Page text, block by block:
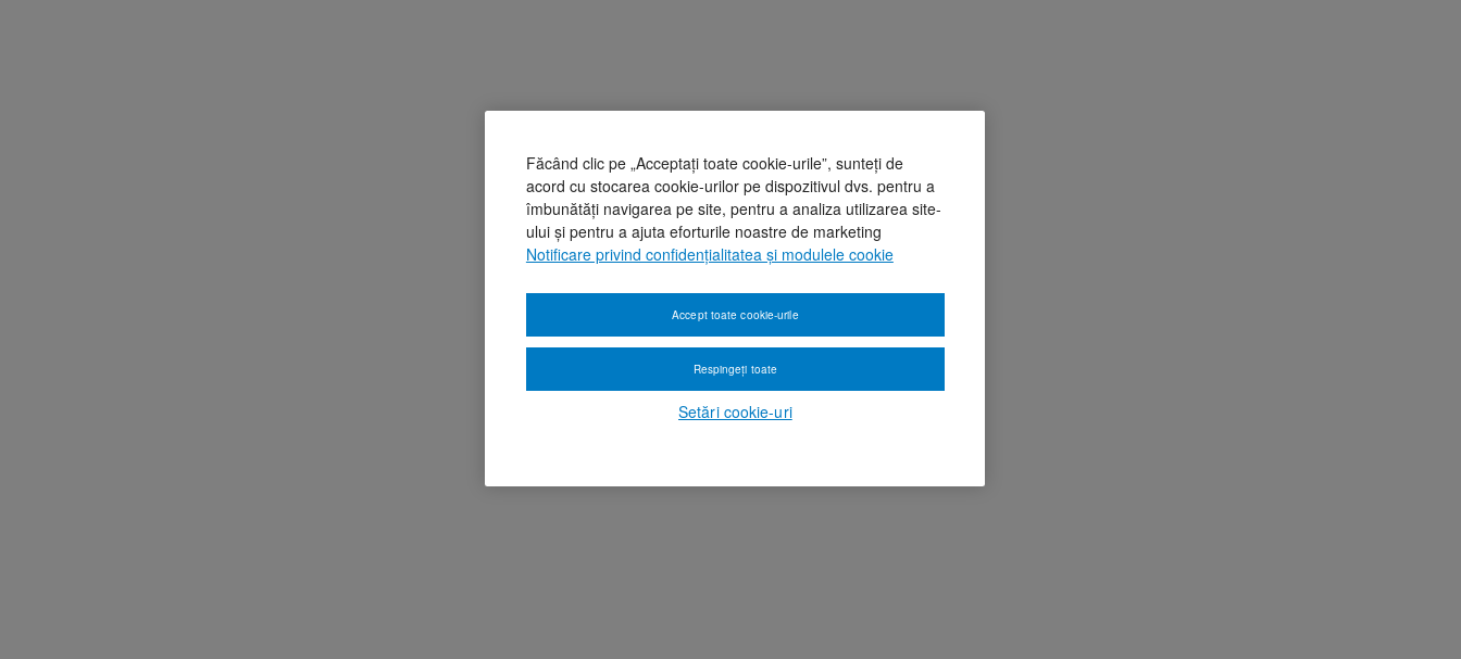
Făcând clic pe „Acceptați toate cookie-urile”, sunteți de
acord cu stocarea cookie-urilor pe dispozitivul dvs. pentru a
îmbunătăți navigarea pe site, pentru a analiza utilizarea site-
ului și pentru a ajuta eforturile noastre de marketing
Notificare privind confidențialitatea și modulele cookie
Setări cookie-uri
Respingeți toate
Accept toate cookie-urile